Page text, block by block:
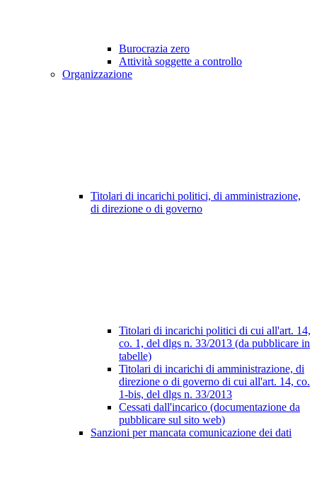
Burocrazia zero
Attività soggette a controllo
Organizzazione
Titolari di incarichi politici, di amministrazione,
di direzione o di governo
Titolari di incarichi politici di cui all'art. 14,
co. 1, del dlgs n. 33/2013 (da pubblicare in
tabelle)
Titolari di incarichi di amministrazione, di
direzione o di governo di cui all'art. 14, co.
1-bis, del dlgs n. 33/2013
Cessati dall'incarico (documentazione da
pubblicare sul sito web)
Sanzioni per mancata comunicazione dei dati